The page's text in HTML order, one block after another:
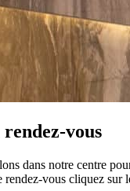
vous
dans notre centre
rendez-vous cliquez sur